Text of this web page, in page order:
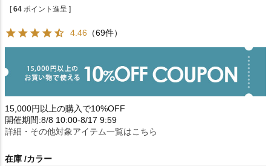
[ 64 ポイント進呈 ]
4.46 （69件）
15,000円以上の購入で10%OFF
開催期間:8/8 10:00-8/17 9:59
詳細・その他対象アイテム一覧はこちら
在庫 カラー